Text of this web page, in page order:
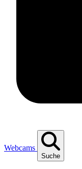
Webcams
Suche